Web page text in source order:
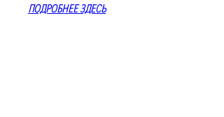
ПОДРОБНЕЕ ЗДЕСЬ